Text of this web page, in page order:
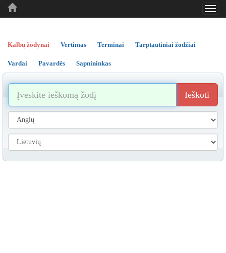
..
..
Kalbų žodynai Vertimas Terminai Tarptautiniai žodžiai
Vardai Pavardės Sapnininkas
Ieškoti